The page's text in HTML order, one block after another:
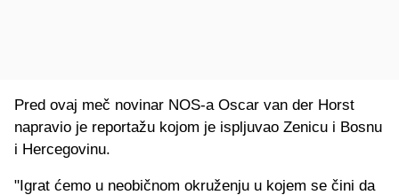
Pred ovaj meč novinar NOS-a Oscar van der Horst
napravio je reportažu kojom je ispljuvao Zenicu i Bosnu
i Hercegovinu.
"Igrat ćemo u neobičnom okruženju u kojem se čini da